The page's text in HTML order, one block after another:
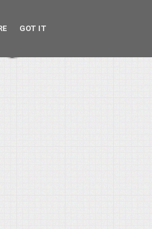
GOT IT